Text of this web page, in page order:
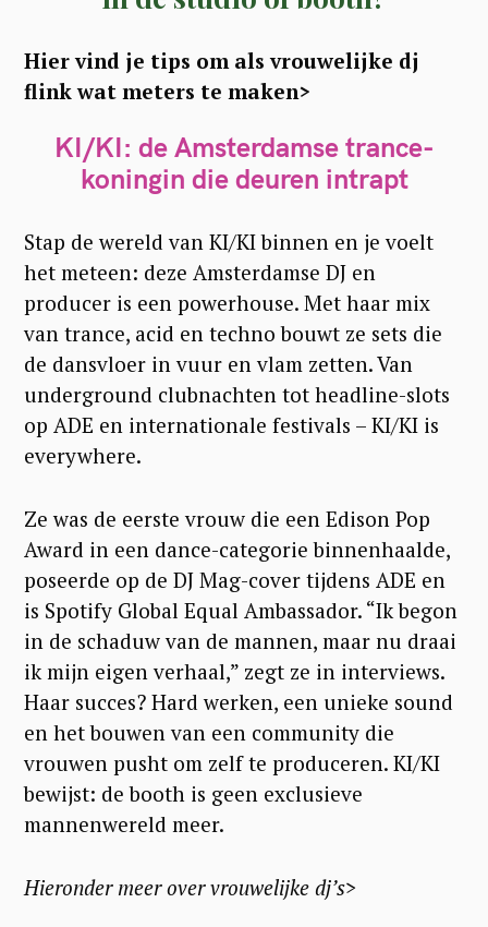
Hier vind je tips om als vrouwelijke dj
flink wat meters te maken>
KI/KI: de Amsterdamse trance-
koningin die deuren intrapt
Stap de wereld van KI/KI binnen en je voelt
het meteen: deze Amsterdamse DJ en
producer is een powerhouse. Met haar mix
van trance, acid en techno bouwt ze sets die
de dansvloer in vuur en vlam zetten. Van
underground clubnachten tot headline-slots
op ADE en internationale festivals – KI/KI is
everywhere.
Ze was de eerste vrouw die een Edison Pop
Award in een dance-categorie binnenhaalde,
poseerde op de DJ Mag-cover tijdens ADE en
is Spotify Global Equal Ambassador. “Ik begon
in de schaduw van de mannen, maar nu draai
ik mijn eigen verhaal,” zegt ze in interviews.
Haar succes? Hard werken, een unieke sound
en het bouwen van een community die
vrouwen pusht om zelf te produceren. KI/KI
bewijst: de booth is geen exclusieve
mannenwereld meer.
Hieronder meer over vrouwelijke dj’s>